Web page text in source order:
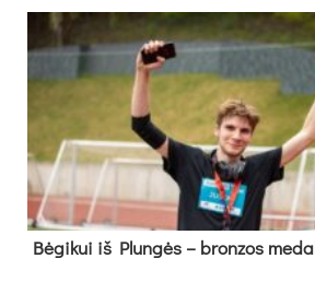
Bė­gi­kui iš Plun­gės – bron­zos